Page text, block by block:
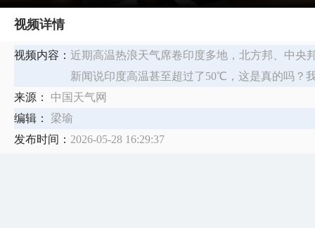
视频详情
视频内容： 近期高温热浪天气席卷印度多地，北方邦、中央
新闻说印度高温甚至超过了50℃，这是真的吗？
来源：
中国天气网
编辑：
梁瑜
发布时间： 2026-05-28 16:29:37